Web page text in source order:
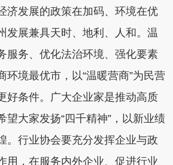
济发展的政策在加码、环境在优
发展兼具天时、地利、人和。温
服务、优化法治环境、强化要素
环境最优市，以“温暖营商”为民营
好条件。广大企业家是推动高质
望大家发扬“四千精神”，以新业绩
。行业协会要充分发挥企业与政
用，在服务内外企业、促进行业